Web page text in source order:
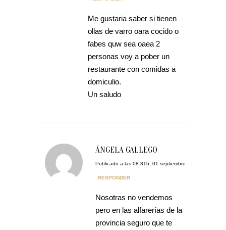
Me gustaria saber si tienen
ollas de varro oara cocido o
fabes quw sea oaea 2
personas voy a pober un
restaurante con comidas a
domiculio.
Un saludo
ÁNGELA GALLEGO
Publicado a las 08:31h, 01 septiembre
RESPONDER
Nosotras no vendemos
pero en las alfarerías de la
provincia seguro que te